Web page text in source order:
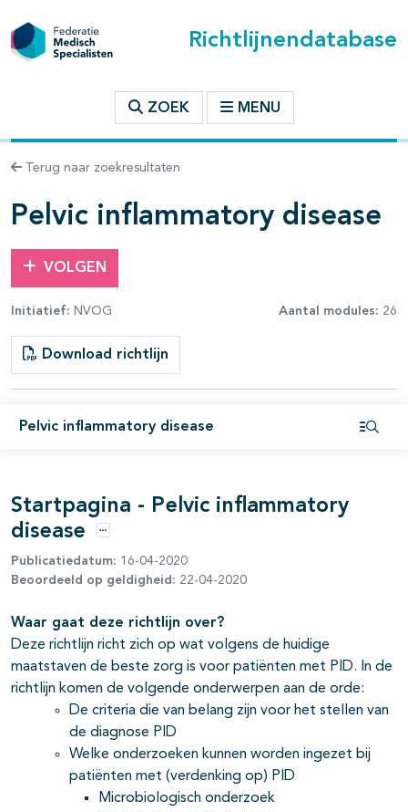
Richtlijnendatabase
ZOEK MENU
Terug naar zoekresultaten
Pelvic inflammatory disease
VOLGEN
Initiatief: NVOG Aantal modules: 26
Download richtlijn
Pelvic inflammatory disease
binnen deze richtlijn
open- en dichtklappen
open- en dichtklappen
open- en dichtklappen
open- en dichtklappen
Startpagina - Pelvic inflammatory
disease
Opties
Publicatiedatum: 16-04-2020
Beoordeeld op geldigheid: 22-04-2020
Waar gaat deze richtlijn over?
Deze richtlijn richt zich op wat volgens de huidige
maatstaven de beste zorg is voor patiënten met PID. In de
richtlijn komen de volgende onderwerpen aan de orde:
De criteria die van belang zijn voor het stellen van
de diagnose PID
Welke onderzoeken kunnen worden ingezet bij
patiënten met (verdenking op) PID
Microbiologisch onderzoek